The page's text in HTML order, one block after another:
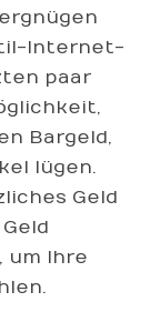
Internet-
paar
Bargeld,
lügen.
Geld
um Ihre